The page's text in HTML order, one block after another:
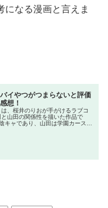
になる漫画と言えま
イやつがつまらないと評価
想！
は、桜井のりおが手がけるラブコ
山田の関係性を描いた作品で
キャであり、山田は学園カースト